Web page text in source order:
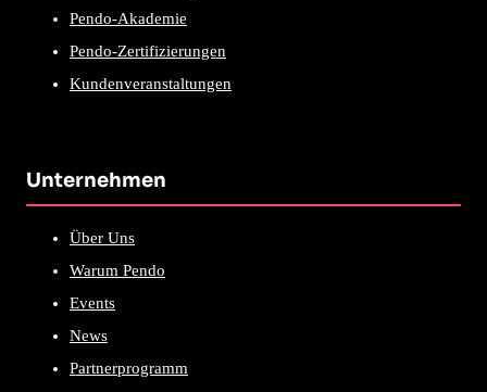
Pendo-Akademie
Pendo-Zertifizierungen
Kundenveranstaltungen
Unternehmen
Über Uns
Warum Pendo
Events
News
Partnerprogramm